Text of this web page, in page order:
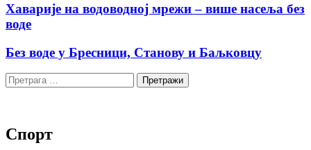
Хаварије на водоводној мрежи – више насеља без
воде
Без воде у Бресници, Станову и Баљковцу
Претрага
за:
Спорт